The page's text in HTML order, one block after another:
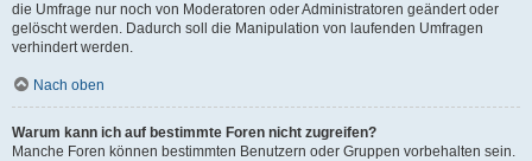
die Umfrage nur noch von Moderatoren oder Administratoren geändert oder
gelöscht werden. Dadurch soll die Manipulation von laufenden Umfragen
verhindert werden.
Nach oben
Warum kann ich auf bestimmte Foren nicht zugreifen?
Manche Foren können bestimmten Benutzern oder Gruppen vorbehalten sein.